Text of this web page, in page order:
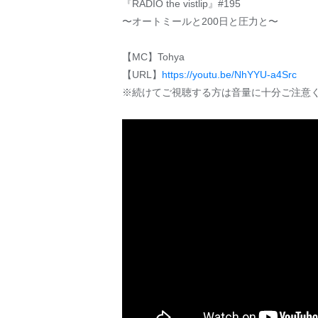
『RADIO the vistlip』#195
〜オートミールと200日と圧力と〜
【MC】Tohya
【URL】 https://youtu.be/NhYYU-a4Src
※続けてご視聴する方は音量に十分ご注意